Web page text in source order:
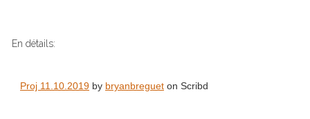
En détails:
Proj 11.10.2019 by bryanbreguet on Scribd